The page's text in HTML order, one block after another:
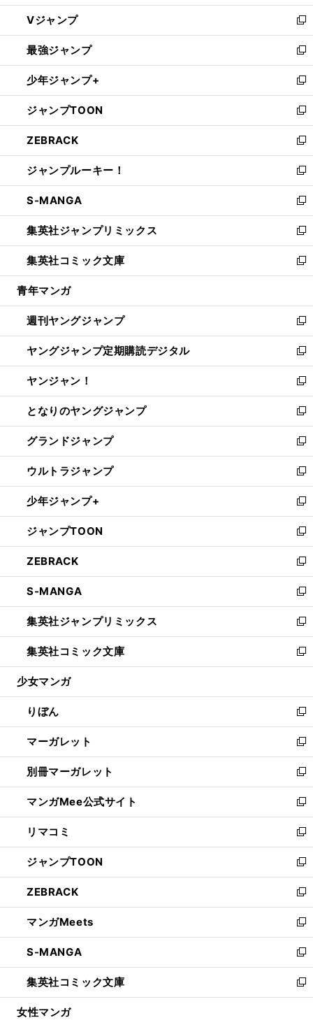
ウ
ィ
ン
ド
ウ
で
開
く
し
い
ウ
ィ
ン
ド
ウ
で
開
く
Vジャンプ
新
し
い
ウ
ィ
ン
ド
ウ
で
開
く
最強ジャンプ
新
し
い
ウ
ィ
ン
ド
ウ
で
開
く
少年ジャンプ+
新
し
い
ウ
ィ
ン
ド
ウ
で
開
く
ジャンプTOON
新
し
い
ウ
ィ
ン
ド
ウ
で
開
く
ZEBRACK
新
し
い
ウ
ィ
ン
ド
ウ
で
開
ジャンプルーキー！
新
し
い
ウ
ィ
ン
ド
ウ
開
く
S-MANGA
新
し
い
ウ
ィ
ン
ウ
で
開
く
集英社ジャンプリミックス
新
し
い
ウ
ン
ド
ウ
で
開
く
集英社コミック文庫
新
し
ウ
ィ
ン
ド
ウ
で
開
く
青年マンガ
週刊ヤングジャンプ
新
し
い
ウ
ィ
ン
ド
ウ
で
開
く
ヤングジャンプ定期購読デジタル
新
し
い
ウ
ィ
ン
ド
ウ
で
開
く
ヤンジャン！
新
し
い
ウ
ィ
ン
ド
ウ
で
開
く
となりのヤングジャンプ
新
し
い
ウ
ィ
ン
ド
ウ
で
開
く
グランドジャンプ
新
し
い
ウ
ィ
ン
ド
ウ
で
開
く
ウルトラジャンプ
新
し
い
ウ
ィ
ン
ド
ウ
で
開
く
少年ジャンプ+
新
し
い
ウ
ィ
ン
ド
ウ
で
開
く
ジャンプTOON
新
し
い
ウ
ィ
ン
ド
ウ
で
開
ZEBRACK
新
し
い
ウ
ィ
ン
ド
ウ
開
く
S-MANGA
新
し
い
ウ
ィ
ン
ウ
で
開
く
集英社ジャンプリミックス
新
し
い
ウ
ン
ド
ウ
で
開
く
集英社コミック文庫
新
し
ウ
ィ
ン
ド
ウ
で
開
く
少女マンガ
りぼん
新
し
い
ウ
ィ
ン
ド
ウ
で
開
く
マーガレット
新
し
い
ウ
ィ
ン
ド
ウ
で
開
く
別冊マーガレット
新
し
い
ウ
ィ
ン
ド
ウ
で
開
く
マンガMee公式サイト
新
し
い
ウ
ィ
ン
ド
ウ
で
開
く
リマコミ
新
し
い
ウ
ィ
ン
ド
ウ
で
開
く
ジャンプTOON
新
し
い
ウ
ィ
ン
ド
ウ
で
開
ZEBRACK
新
し
い
ウ
ィ
ン
ド
ウ
マンガMeets
新
し
い
ウ
ィ
ン
S-MANGA
新
し
い
ウ
集英社コミック文庫
新
し
女性マンガ